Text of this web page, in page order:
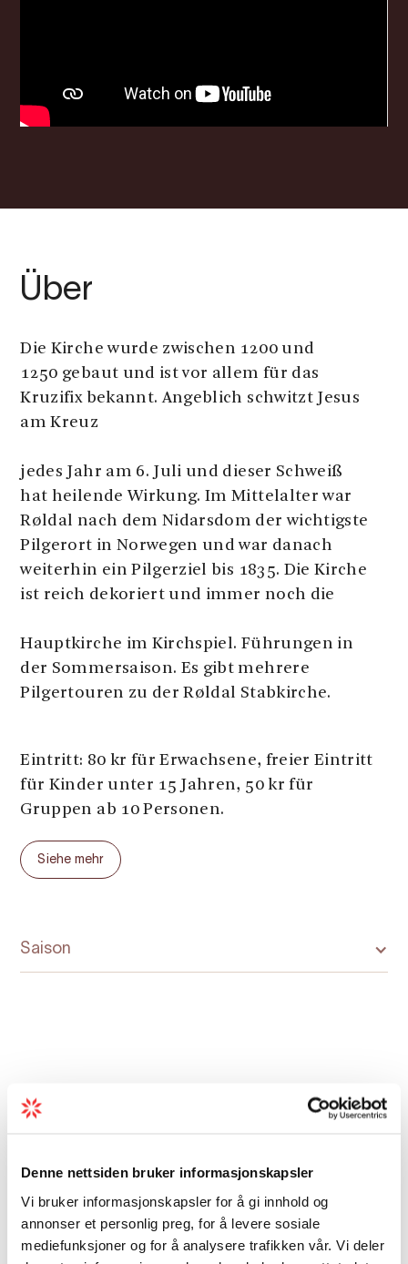
Denne nettsiden bruker informasjonskapsler
Vi bruker informasjonskapsler for å gi innhold og
annonser et personlig preg, for å levere sosiale
mediefunksjoner og for å analysere trafikken vår. Vi deler
Über
Die Kirche wurde zwischen 1200 und
1250 gebaut und ist vor allem für das
Kruzifix bekannt. Angeblich schwitzt Jesus
am Kreuz
jedes Jahr am 6. Juli und dieser Schweiß
hat heilende Wirkung. Im Mittelalter war
Røldal nach dem Nidarsdom der wichtigste
Pilgerort in Norwegen und war danach
weiterhin ein Pilgerziel bis 1835. Die Kirche
ist reich dekoriert und immer noch die
Hauptkirche im Kirchspiel. Führungen in
der Sommersaison. Es gibt mehrere
Pilgertouren zu der Røldal Stabkirche.
Eintritt: 80 kr für Erwachsene, freier Eintritt
für Kinder unter 15 Jahren, 50 kr für
Gruppen ab 10 Personen.
Öffnungszeiten 2022:
Wochenenden im Juni:
18. Juni - 14. August: 10-18
Wochenenden im August:
20. - 21. August: 10-16
27. - 28. August: 10-16
Siehe mehr
Saison
Karte